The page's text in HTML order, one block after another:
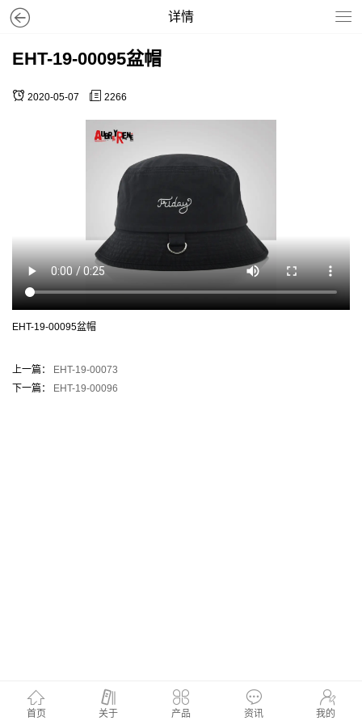
详情
EHT-19-00095盆帽
2020-05-07 2266
EHT-19-00095盆帽
上一篇：
EHT-19-00073
下一篇：
EHT-19-00096
首页 关于 产品 资讯 我的